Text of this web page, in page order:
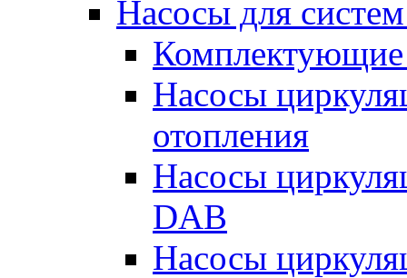
Насосы для
Комплектующие
Насосы
отопления
Насосы
DAB
Насосы